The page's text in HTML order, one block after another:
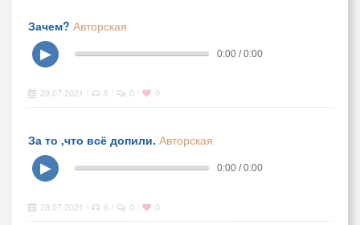
Зачем? Авторская
▶
0:00 / 0:00
29.07.2021 8 0 0
За то ,что всё допили. Авторская
▶
0:00 / 0:00
28.07.2021 6 0 0